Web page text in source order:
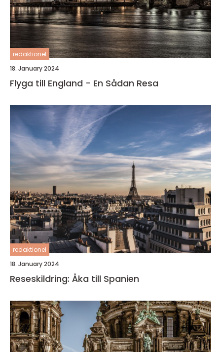
redaktionel
18. January 2024
Flyga till England - En Sådan Resa
redaktionel
18. January 2024
Reseskildring: Åka till Spanien